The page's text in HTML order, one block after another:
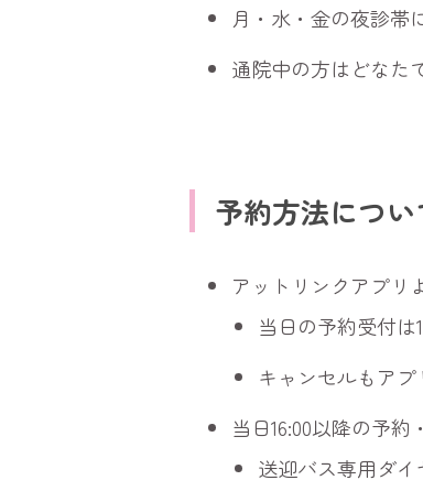
月・水・金の夜診帯
通院中の方はどなた
予約方法につい
アットリンクアプリ
当日の予約受付は
キャンセルもアプ
当日16:00以降の予約
送迎バス専用ダイ